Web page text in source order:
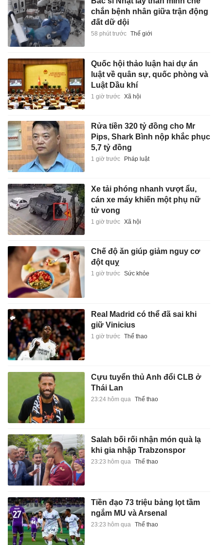
chắn bệnh nhân giữa trận động
đất dữ dội
58 phút trước Thế giới
Quốc hội thảo luận hai dự án
luật về quân sự, quốc phòng và
Luật Dầu khí
1 giờ trước Xã hội
Rửa tiền 320 tỷ đồng cho Mr
Pips, Shark Bình nộp khắc phục
5,7 tỷ đồng
1 giờ trước Pháp luật
Xe tải phóng nhanh vượt ẩu,
cán xe máy khiến một phụ nữ
tử vong
1 giờ trước Xã hội
Chế độ ăn giúp giảm nguy cơ
đột quỵ
1 giờ trước Sức khỏe
Real Madrid có thể đã sai khi
giữ Vinicius
1 giờ trước Thể thao
Cựu tuyển thủ Anh đổi CLB ở
Thái Lan
23:24 hôm qua Thể thao
Salah bối rối nhận món quà lạ
khi gia nhập Trabzonspor
23:23 hôm qua Thể thao
Tiền đạo 73 triệu bảng lọt tầm
ngắm MU và Arsenal
23:23 hôm qua Thể thao